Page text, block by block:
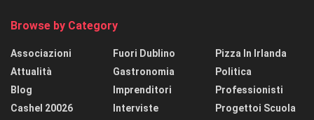
Browse by Category
Associazioni
Attualità
Blog
Cashel 20026
Fuori Dublino
Gastronomia
Imprenditori
Interviste
Pizza In Irlanda
Politica
Professionisti
Progettoi Scuola